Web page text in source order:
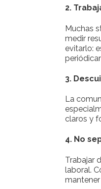
2.
Muchas
medir
evitarlo:
3.
La
claros y
4. No
Trabajar
laboral.